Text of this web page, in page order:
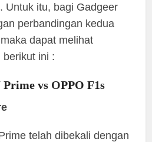
Untuk itu, bagi Gadgeer
perbandingan kedua
dapat melihat
berikut ini :
vs OPPO F1s
telah dibekali dengan